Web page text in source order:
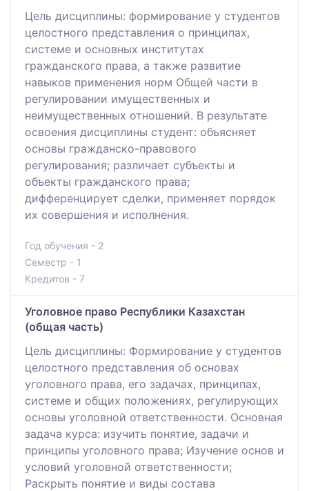
Цель дисциплины: формирование у студентов
целостного представления о принципах,
системе и основных институтах
гражданского права, а также развитие
навыков применения норм Общей части в
регулировании имущественных и
неимущественных отношений. В результате
освоения дисциплины студент: объясняет
основы гражданско-правового
регулирования; различает субъекты и
объекты гражданского права;
дифференцирует сделки, применяет порядок
их совершения и исполнения.
Год обучения - 2
Семестр - 1
Кредитов - 7
Уголовное право Республики Казахстан
(общая часть)
Цель дисциплины: Формирование у студентов
целостного представления об основах
уголовного права, его задачах, принципах,
системе и общих положениях, регулирующих
основы уголовной ответственности. Основная
задача курса: изучить понятие, задачи и
принципы уголовного права; Изучение основ и
условий уголовной ответственности;
Раскрыть понятие и виды состава